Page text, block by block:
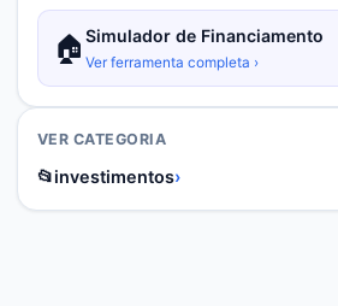
🏠 Simulador de Financiamento
Ver ferramenta completa ›
VER CATEGORIA
📂investimentos›